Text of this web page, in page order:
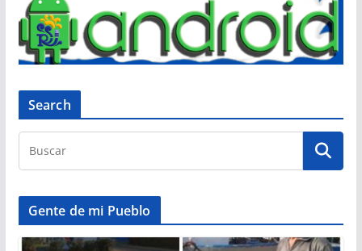
Search
Gente de mi Pueblo